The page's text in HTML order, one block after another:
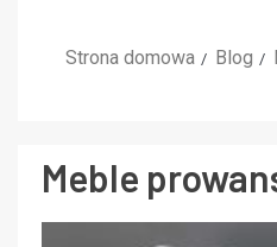
Strona domowa Blog
Meble